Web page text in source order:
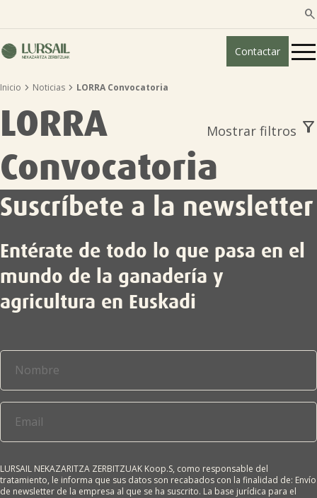

Quiénes somos
Guía transparencia
Servicios ganadería
Entidades asociadas
Noticias
Lursail Market
Contactar
Inicio  Noticias  LORRA Convocatoria
LORRA
Convocatoria
Mostrar filtros filter_alt
Suscríbete a la newsletter
Entérate de todo lo que pasa en el
mundo de la ganadería y
agricultura en Euskadi
LURSAIL NEKAZARITZA ZERBITZUAK Koop.S, como responsable del
tratamiento, le informa que sus datos son recabados con la finalidad de: Envío
de newsletter de la empresa al que se ha suscrito. La base jurídica para el